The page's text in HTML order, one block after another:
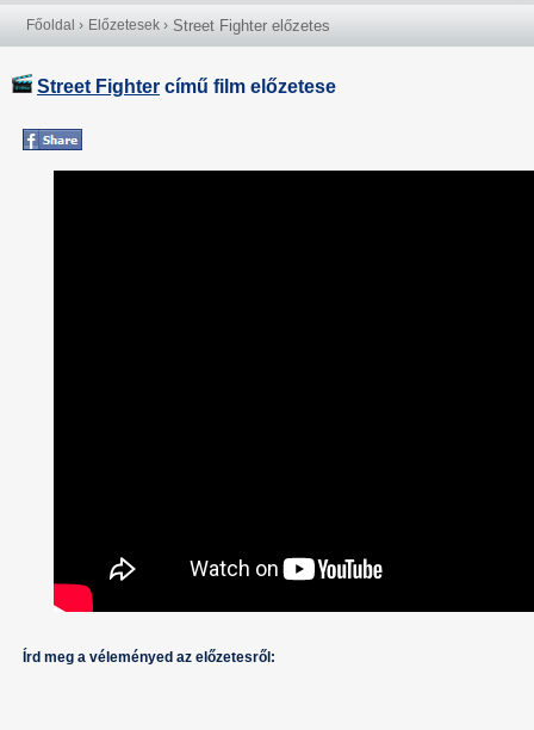
Főoldal › Előzetesek › Street Fighter előzetes
Street Fighter című film előzetese
Írd meg a véleményed az előzetesről: